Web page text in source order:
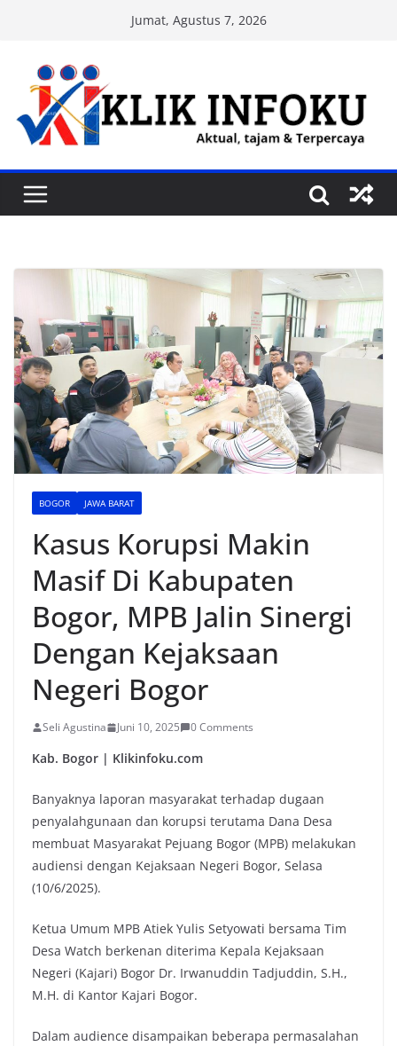
content
Jumat, Agustus 7, 2026
BOGOR JAWA BARAT
Kasus Korupsi Makin
Masif Di Kabupaten
Bogor, MPB Jalin Sinergi
Dengan Kejaksaan
Negeri Bogor
Seli Agustina Juni 10, 2025 0 Comments
Kab. Bogor | Klikinfoku.com
Banyaknya laporan masyarakat terhadap dugaan
penyalahgunaan dan korupsi terutama Dana Desa
membuat Masyarakat Pejuang Bogor (MPB) melakukan
audiensi dengan Kejaksaan Negeri Bogor, Selasa
(10/6/2025).
Ketua Umum MPB Atiek Yulis Setyowati bersama Tim
Desa Watch berkenan diterima Kepala Kejaksaan
Negeri (Kajari) Bogor Dr. Irwanuddin Tadjuddin, S.H.,
M.H. di Kantor Kajari Bogor.
Dalam audience disampaikan beberapa permasalahan